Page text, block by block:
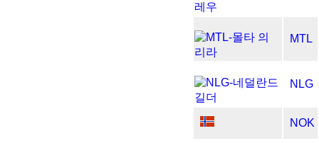
MTL
NLG
NOK